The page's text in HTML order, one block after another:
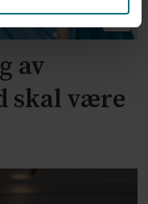
av
skal være